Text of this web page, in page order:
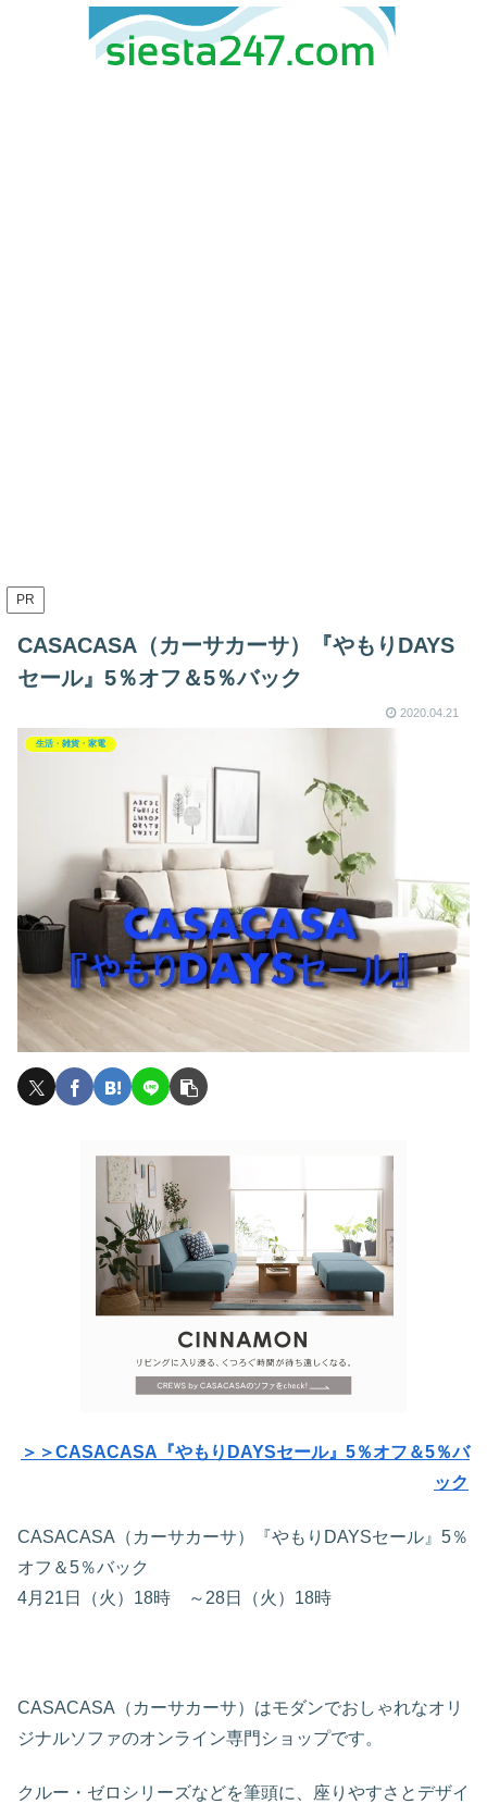
PR
CASACASA（カーサカーサ）『やもりDAYS
セール』5％オフ＆5％バック
2020.04.21
生活・雑貨・家電
＞＞CASACASA『やもりDAYSセール』5％オフ＆5％バ
ック
CASACASA（カーサカーサ）『やもりDAYSセール』5％
オフ＆5％バック
4月21日（火）18時 ～28日（火）18時
CASACASA（カーサカーサ）はモダンでおしゃれなオリ
ジナルソファのオンライン専門ショップです。
クルー・ゼロシリーズなどを筆頭に、座りやすさとデザイ